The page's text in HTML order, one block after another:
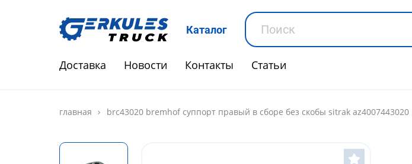
Каталог
Доставка Новости Контакты Статьи
главная brc43020 bremhof суппорт правый в сборе без скобы sitrak az4007443020